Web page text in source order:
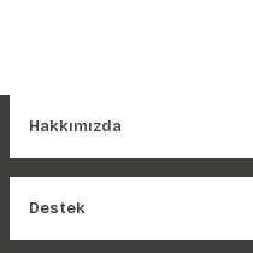
Hakkımızda
Destek